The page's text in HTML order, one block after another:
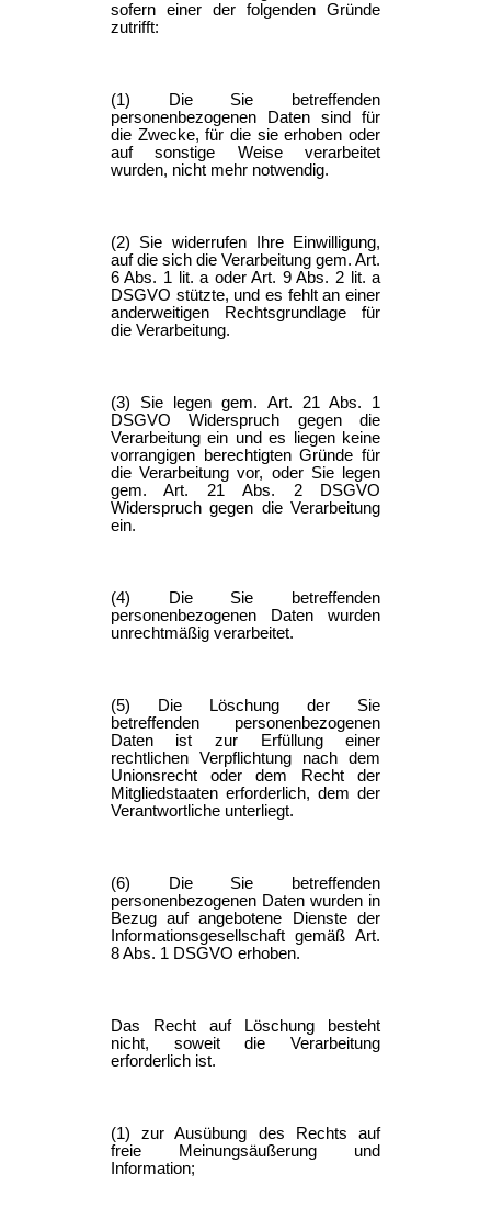
sofern einer der folgenden Gründe
zutrifft:
(1) Die Sie betreffenden
personenbezogenen Daten sind für
die Zwecke, für die sie erhoben oder
auf sonstige Weise verarbeitet
wurden, nicht mehr notwendig.
(2) Sie widerrufen Ihre Einwilligung,
auf die sich die Verarbeitung gem. Art.
6 Abs. 1 lit. a oder Art. 9 Abs. 2 lit. a
DSGVO stützte, und es fehlt an einer
anderweitigen Rechtsgrundlage für
die Verarbeitung.
(3) Sie legen gem. Art. 21 Abs. 1
DSGVO Widerspruch gegen die
Verarbeitung ein und es liegen keine
vorrangigen berechtigten Gründe für
die Verarbeitung vor, oder Sie legen
gem. Art. 21 Abs. 2 DSGVO
Widerspruch gegen die Verarbeitung
ein.
(4) Die Sie betreffenden
personenbezogenen Daten wurden
unrechtmäßig verarbeitet.
(5) Die Löschung der Sie
betreffenden personenbezogenen
Daten ist zur Erfüllung einer
rechtlichen Verpflichtung nach dem
Unionsrecht oder dem Recht der
Mitgliedstaaten erforderlich, dem der
Verantwortliche unterliegt.
(6) Die Sie betreffenden
personenbezogenen Daten wurden in
Bezug auf angebotene Dienste der
Informationsgesellschaft gemäß Art.
8 Abs. 1 DSGVO erhoben.
Das Recht auf Löschung besteht
nicht, soweit die Verarbeitung
erforderlich ist.
(1) zur Ausübung des Rechts auf
freie Meinungsäußerung und
Information;